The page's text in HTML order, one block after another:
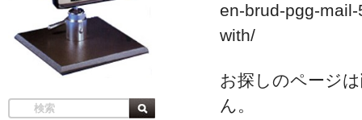
en-brud-pgg-
with/
お探しのページ
ん。